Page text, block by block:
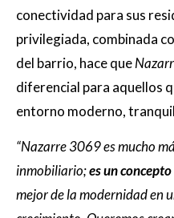
conectividad para sus
privilegiada, combinada
del barrio, hace que
diferencial para aquellos
entorno moderno,
“Nazarre 3069 es mucho
inmobiliario;es un
mejor de la modernidad en